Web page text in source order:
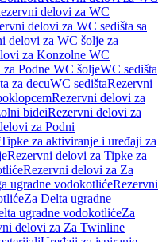
delovi za WC
delovi za WC sedišta sa
delovi za WC šolje za
za Konzolne WC
Podne WC šoljeWC sedišta
za decuWC sedištaRezervni
Rezervni delovi za
bideiRezervni delovi za
za Podni
Tipke za aktiviranje i uređaji za
Rezervni delovi za Tipke za
Rezervni delovi za Za
ugradne vodokotlićeRezervni
Za Delta ugradne
ugradne vodokotlićeZa
delovi za Za Twinline